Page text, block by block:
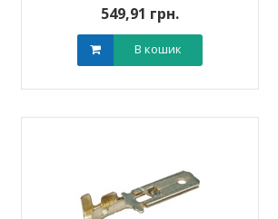
549,91 грн.
В кошик